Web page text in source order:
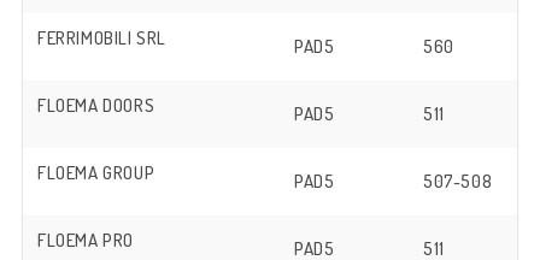
FERRIMOBILI SRL PAD5 560
FLOEMA DOORS PAD5 511
FLOEMA GROUP PAD5 507-508
FLOEMA PRO PAD5 511